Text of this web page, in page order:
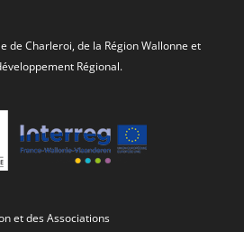
de Charleroi, de la Région Wallonne et
Régional.
et des Associations